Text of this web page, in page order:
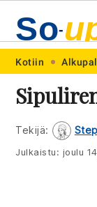
Skip
primary
navigation
Skip
main
content
Skip
primary
sidebar
Skip
footer
So-
Kotiin
Tekijä:
Julkaistu: joulu